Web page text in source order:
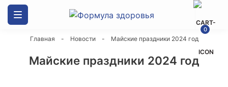
0
Каталог товаров
Главная - Новости - Майские праздники 2024 год
Майские праздники 2024 год